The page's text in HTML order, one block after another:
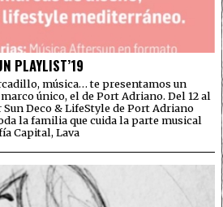
PLAYLIST’19
música… te presentamos un
único, el de Port Adriano. Del 12 al
Deco & LifeStyle de Port Adriano
la familia que cuida la parte musical
Capital, Lava